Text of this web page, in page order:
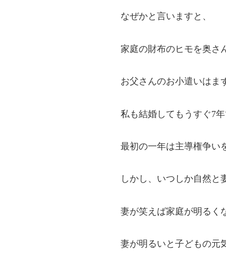
なぜかと言いますと、
家庭の財布のヒモを奥さ
お父さんのお小遣いはま
私も結婚してもうすぐ7
最初の一年は主導権争い
しかし、いつしか自然と
妻が笑えば家庭が明るく
妻が明るいと子どもの元